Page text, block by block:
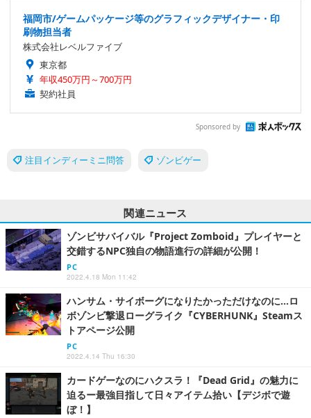
福岡市/ゲームパッケージ等のグラフィックデザイナー・印
刷物担当者
株式会社レベルファイブ
東京都
年収450万円～700万円
契約社員
Sponsored by
注目インディーミニ問答 ゾンビゲー
関連ニュース
ゾンビサバイバル『Project Zomboid』プレイヤーと
交錯するNPC独自の物語進行の詳細が公開！
PC
2022.4.18 Mon 11:42
ハンサム・サイボーグになりたかっただけなのに…ロ
ボゾンビ撃退ローグライク『CYBERHUNK』Steamス
トアページ公開
PC
2022.4.14 Thu 16:30
カードゲーなのにハクスラ！『Dead Grid』の魅力に
迫るー最強目指して日々アイテム拾い【デジボで遊
ぼ！】